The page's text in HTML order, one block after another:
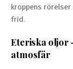
kroppens
frid.
Eteriska oljor
atmosfär